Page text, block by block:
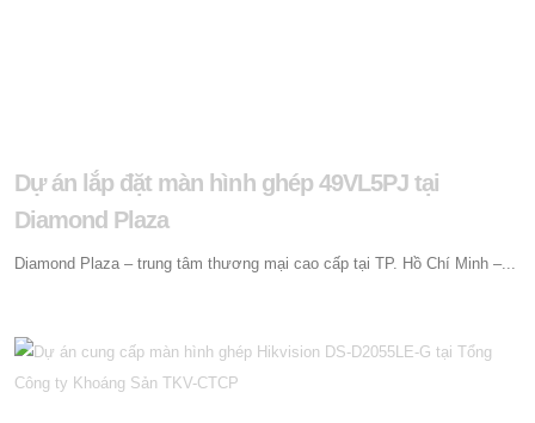
Dự án lắp đặt màn hình ghép 49VL5PJ tại
Diamond Plaza
Diamond Plaza – trung tâm thương mại cao cấp tại TP. Hồ Chí Minh –...